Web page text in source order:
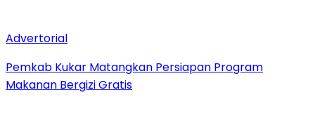
Advertorial
Pemkab Kukar Matangkan Persiapan Program
Makanan Bergizi Gratis